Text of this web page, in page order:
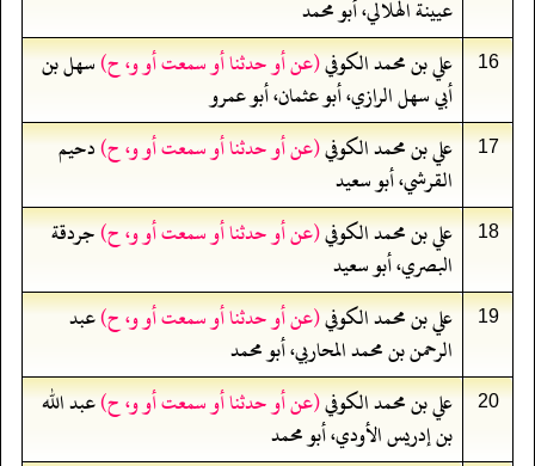
عيينة الهلالي، أبو محمد
16 علي بن محمد الكوفي(عن أو حدثنا أو سمعت أو و، ح)سهل بن
أبي سهل الرازي، أبو عثمان، أبو عمرو
17 علي بن محمد الكوفي(عن أو حدثنا أو سمعت أو و، ح)دحيم
القرشي، أبو سعيد
18 علي بن محمد الكوفي(عن أو حدثنا أو سمعت أو و، ح)جردقة
البصري، أبو سعيد
19 علي بن محمد الكوفي(عن أو حدثنا أو سمعت أو و، ح)عبد
الرحمن بن محمد المحاربي، أبو محمد
20 علي بن محمد الكوفي(عن أو حدثنا أو سمعت أو و، ح)عبد الله
بن إدريس الأودي، أبو محمد